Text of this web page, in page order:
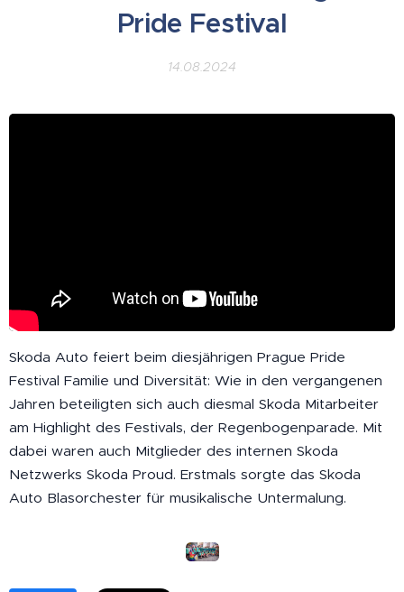
Pride Festival
14.08.2024
Skoda Auto feiert beim diesjährigen Prague Pride
Festival Familie und Diversität: Wie in den vergangenen
Jahren beteiligten sich auch diesmal Skoda Mitarbeiter
am Highlight des Festivals, der Regenbogenparade. Mit
dabei waren auch Mitglieder des internen Skoda
Netzwerks Skoda Proud. Erstmals sorgte das Skoda
Auto Blasorchester für musikalische Untermalung.